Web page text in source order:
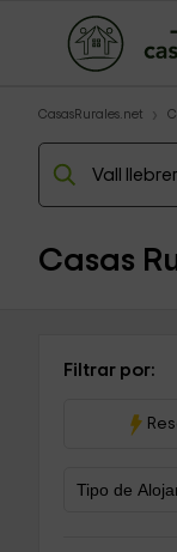
CasasRurales.net
Casas
Filtrar por: